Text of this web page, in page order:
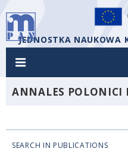
JEDNOSTKA NAUKOWA
ANNALES POLONICI
SEARCH IN PUBLICATIONS